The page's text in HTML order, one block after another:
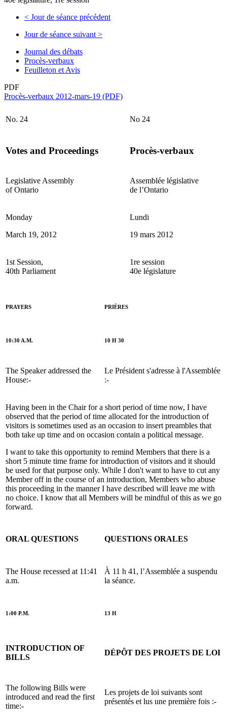
< Jour de séance précédent
Jour de séance suivant >
Journal des débats
Procès-verbaux
Feuilleton et Avis
PDF
Procès-verbaux 2012-mars-19 (PDF)
No. 24 No 24
Votes and Proceedings Procès-verbaux
Legislative Assembly
of Ontario
Assemblée législative
de l’Ontario
Monday
March 19, 2012
Lundi
19 mars 2012
1st Session,
40th Parliament
1re session
40e législature
PRAYERS PRIÈRES
10:30 A.M. 10 H 30
The Speaker addressed the
House:-
Le Président s'adresse à l'Assemblée
:-
Having been in the Chair for a short period of time now, I have
observed that the period of time allocated for the introduction of
visitors is sometimes used as an occasion to insert preambles that
both take up time and on occasion contain a political message.
I want to take this opportunity to remind Members that there is a
short 5 minute time frame for introduction of visitors and it should
be used for that purpose only. While I don't want to have to cut any
Member off in the course of an introduction, Members who abuse
this proceeding in the manner I have described will leave me with
no choice. I know that all Members will be mindful of this as we go
forward.
ORAL QUESTIONS QUESTIONS ORALES
The House recessed at 11:41
a.m.
À 11 h 41, l’Assemblée a suspendu
la séance.
1:00 P.M. 13 H
INTRODUCTION OF
BILLS
DÉPÔT DES PROJETS DE LOI
The following Bills were
introduced and read the first
time:-
Les projets de loi suivants sont
présentés et lus une première fois :-